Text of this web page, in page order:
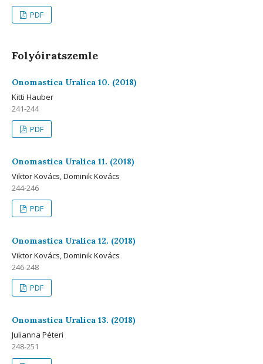
PDF
Folyóiratszemle
Onomastica Uralica 10. (2018)
Kitti Hauber
241-244
PDF
Onomastica Uralica 11. (2018)
Viktor Kovács, Dominik Kovács
244-246
PDF
Onomastica Uralica 12. (2018)
Viktor Kovács, Dominik Kovács
246-248
PDF
Onomastica Uralica 13. (2018)
Julianna Péteri
248-251